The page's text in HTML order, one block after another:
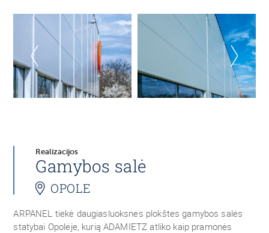
Realizacijos
Gamybos salė
OPOLE
ARPANEL tiekė daugiasluoksnes plokštes gamybos salės
statybai Opolėje, kurią ADAMIETZ atliko kaip pramonės